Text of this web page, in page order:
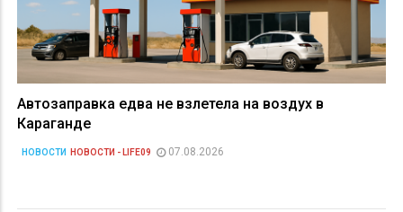
Автозаправка едва не взлетела на воздух в
Караганде
НОВОСТИ НОВОСТИ - LIFE09 07.08.2026